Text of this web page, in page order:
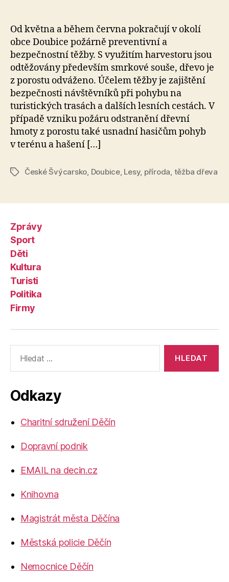
Od května a během června pokračují v okolí
obce Doubice požárně preventivní a
bezpečnostní těžby. S využitím harvestoru jsou
odtěžovány především smrkové souše, dřevo je
z porostu odváženo. Účelem těžby je zajištění
bezpečnosti návštěvníků při pohybu na
turistických trasách a dalších lesních cestách. V
případě vzniku požáru odstranění dřevní
hmoty z porostu také usnadní hasičům pohyb
v terénu a hašení […]
ŠtítkyČeské Švýcarsko, Doubice, Lesy, příroda, těžba dřeva
Zprávy
Sport
Děti
Kultura
Turisti
Politika
Firmy
vyhledávání:
Odkazy
Charitní sdružení Děčín
Dopravní podnik
EMAIL na decin.cz
Knihovna
Magistrát města Děčína
Městská policie Děčín
Nemocnice Děčín